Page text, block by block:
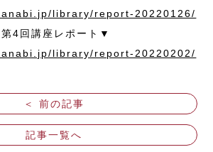
library/report-20220126/
4回講座レポート▼
library/report-20220202/
＜ 前の記事
記事一覧へ